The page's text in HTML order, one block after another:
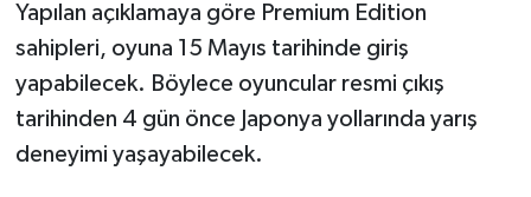
Yapılan açıklamaya göre Premium Edition
sahipleri, oyuna 15 Mayıs tarihinde giriş
yapabilecek. Böylece oyuncular resmi çıkış
tarihinden 4 gün önce Japonya yollarında yarış
deneyimi yaşayabilecek.